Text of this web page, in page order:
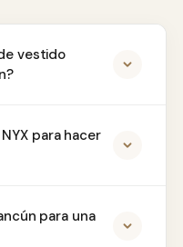
vestido
para hacer
para una